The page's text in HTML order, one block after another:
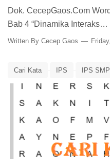
Dok. CecepGaos.Com
Bab 4 “Dinamika Interaks…
Written By Cecep Gaos
Cari Kata IPS IPS SMP
Pembelajaran Word Search